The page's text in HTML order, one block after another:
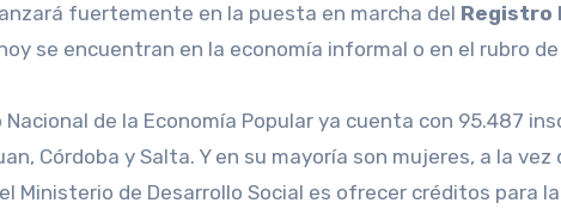
fuertemente en la puesta en marcha del Registro
se encuentran en la economía informal o en el rubro
Nacional de la Economía Popular ya cuenta con 95.487
Córdoba y Salta. Y en su mayoría son mujeres, a la
Ministerio de Desarrollo Social es ofrecer créditos para